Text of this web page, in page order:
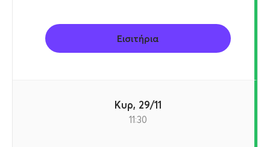
Εισιτήρια
Κυρ, 29/11
11:30